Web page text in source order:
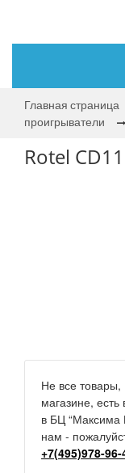
Главная страница
проигрыватели
Rotel
Не все товары,
магазине,
в БЦ “Максима
нам -
+7(495)978-96-